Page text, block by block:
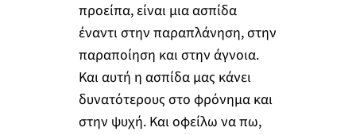
προείπα, είναι μια ασπίδα
έναντι στην παραπλάνηση, στην
παραποίηση και στην άγνοια.
Και αυτή η ασπίδα μας κάνει
δυνατότερους στο φρόνημα και
στην ψυχή. Και οφείλω να πω,